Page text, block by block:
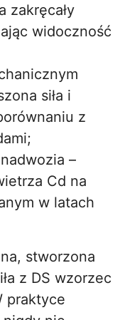
zakręcały
widoczność
siła i
z
–
Cd na
w latach
stworzona
z DS wzorzec
praktyce